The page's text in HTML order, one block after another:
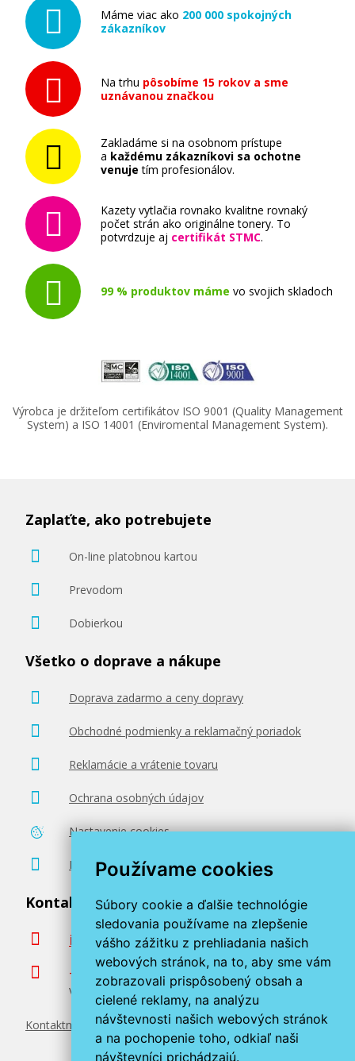
Používame cookies
Súbory cookie a ďalšie technológie
sledovania používame na zlepšenie
vášho zážitku z prehliadania našich
webových stránok, na to, aby sme vám
zobrazovali prispôsobený obsah a
cielené reklamy, na analýzu
návštevnosti našich webových stránok
a na pochopenie toho, odkiaľ naši
návštevníci prichádzajú.
Máme viac ako 200 000 spokojných
zákazníkov
Na trhu pôsobíme 15 rokov a sme
uznávanou značkou
Zakladáme si na osobnom prístupe
a každému zákazníkovi sa ochotne
venuje tím profesionálov.
Kazety vytlačia rovnako kvalitne rovnaký
počet strán ako originálne tonery. To
potvrdzuje aj certifikát STMC.
99 % produktov máme vo svojich skladoch
Výrobca je držiteľom certifikátov ISO 9001 (Quality Management
System) a ISO 14001 (Enviromental Management System).
Zaplaťte, ako potrebujete
On-line platobnou kartou
Prevodom
Dobierkou
Všetko o doprave a nákupe
Doprava zadarmo a ceny dopravy
Obchodné podmienky a reklamačný poriadok
Reklamácie a vrátenie tovaru
Ochrana osobných údajov
Nastavenie cookies
Poradenstvo zadarmo
Kontaktujte nás
info@miroluk.sk
+420 377 222 313
Volajte v pracovné dni od 8. do 17. hod.
Kontaktné údaje